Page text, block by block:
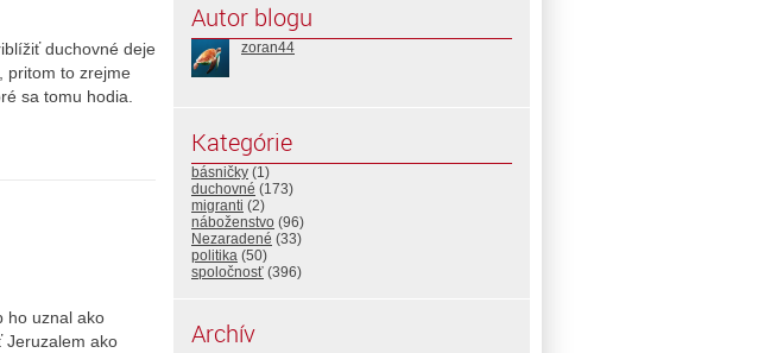
duchovné deje
pritom to zrejme
sa tomu hodia.
ho uznal ako
Jeruzalem ako
Autor blogu
zoran44
Kategórie
básničky (1)
duchovné (173)
migranti (2)
náboženstvo (96)
Nezaradené (33)
politika (50)
spoločnosť (396)
Archív